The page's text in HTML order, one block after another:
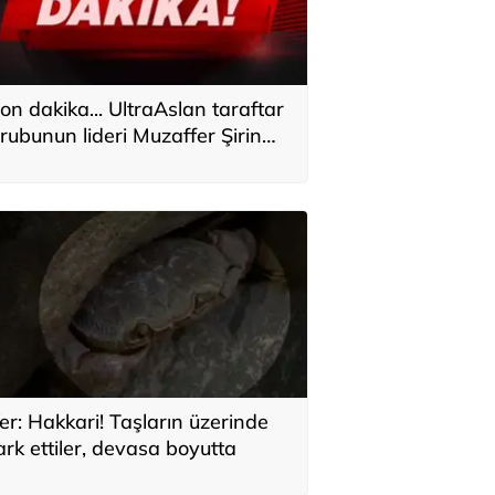
dakika... UltraAslan taraftar
lideri Muzaffer Şirin
Hakkari! Taşların üzerinde
ettiler, devasa boyutta